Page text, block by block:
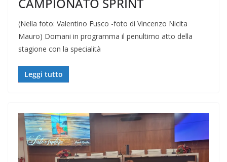
(Nella foto: Valentino Fusco -foto di Vincenzo Nicita
Mauro) Domani in programma il penultimo atto della
stagione con la specialità
Leggi tutto